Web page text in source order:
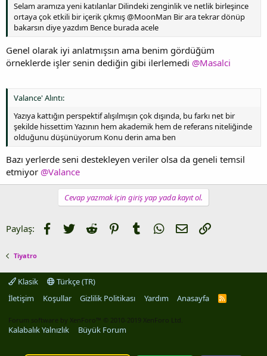
Selam aramıza yeni katılanlar Dilindeki zenginlik ve netlik birleşince
ortaya çok etkili bir içerik çıkmış @MoonMan Bir ara tekrar dönüp
bakarsın diye yazdım Bence burada acele
Genel olarak iyi anlatmışsın ama benim gördüğüm
örneklerde işler senin dediğin gibi ilerlemedi @Masalci
Valance' Alıntı:
Yazıya kattığın perspektif alışılmışın çok dışında, bu farkı net bir
şekilde hissettim Yazının hem akademik hem de referans niteliğinde
olduğunu düşünüyorum Konu derin ama ben
Bazı yerlerde seni destekleyen veriler olsa da geneli temsil
etmiyor @Valance
Cevap yazmak için giriş yap yada kayıt ol.
Paylaş: Facebook
TwitterReddit PinterestTumblrWhatsApp
E-postaLink
Tiyatro
Klasik
Türkçe (TR)
İletişim
Koşullar Gizlilik Politikası Yardım Anasayfa
R
Forum software by XenForo™ © 2010-2019 XenForo Ltd.
Kalabalık Yalnızlık Büyük Forum